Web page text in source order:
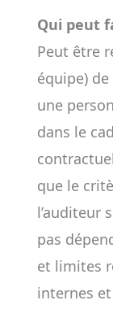
Qui peut
Peut être
équipe)
une
dans le
que le
l’auditeur
pas
et limites
internes